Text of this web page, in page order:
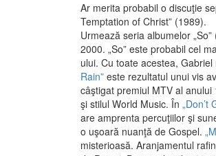
Ar merita probabil o discuţie
Temptation of Christ” (1989).
Urmează seria albumelor
2000. „So” este probabil cel
ului. Cu toate acestea,
Rain” este rezultatul unui vis
câştigat premiul MTV al
şi stilul World Music. În „Don’t
are amprenta percuţiilor şi
o uşoară nuanţă de Gospel.
misterioasă. Aranjamentul